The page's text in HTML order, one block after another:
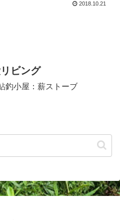
2018.10.21
ビング
釣小屋：薪ストーブ